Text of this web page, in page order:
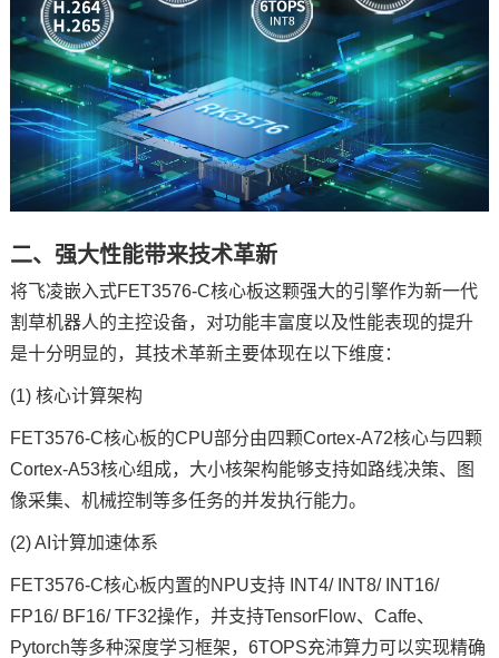
二、强大性能带来技术革新
将飞凌嵌入式FET3576-C核心板这颗强大的引擎作为新一代
割草机器人的主控设备，对功能丰富度以及性能表现的提升
是十分明显的，其技术革新主要体现在以下维度：
(1) 核心计算架构
FET3576-C核心板的CPU部分由四颗Cortex-A72核心与四颗
Cortex-A53核心组成，大小核架构能够支持如路线决策、图
像采集、机械控制等多任务的并发执行能力。
(2) AI计算加速体系
FET3576-C核心板内置的NPU支持 INT4/ INT8/ INT16/
FP16/ BF16/ TF32操作，并支持TensorFlow、Caffe、
Pytorch等多种深度学习框架，6TOPS充沛算力可以实现精确